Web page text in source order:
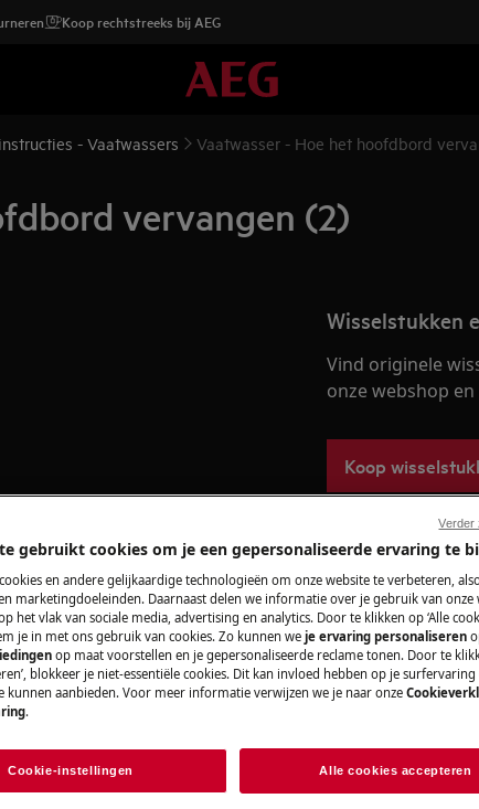
Koop rechtstreeks bij AEG
- Vaatwassers Vaatwasser - Hoe het hoofdbord
vervangen (2)
van uw product voordat
support/user-manuals/
voordat u enige
Wisselstukken
Vind originele
onze webshop
Koop
Vind je
Los problemen
documentatie
gebruikt cookies om je een gepersonaliseerde ervaring te
en andere gelijkaardige technologieën om onze website te verbeteren,
marketingdoeleinden. Daarnaast delen we informatie over je gebruik van onze
het vlak van sociale media, advertising en analytics. Door te klikken op ‘Alle
je in met ons gebruik van cookies. Zo kunnen we je ervaring personaliseren
op maat voorstellen en je gepersonaliseerde reclame tonen. Door te
blokkeer je niet-essentiële cookies. Dit kan invloed hebben op je
kunnen aanbieden. Voor meer informatie verwijzen we je naar onze
.
Cookie-instellingen Alle cookies accepteren
Verder